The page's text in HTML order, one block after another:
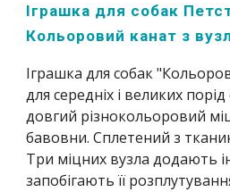
Іграшка для собак
Кольоровий канат з
Іграшка для собак
для середніх і великих
довгий різнокольоровий
бавовни. Сплетений з
Три міцних вузла додають
запобігають її